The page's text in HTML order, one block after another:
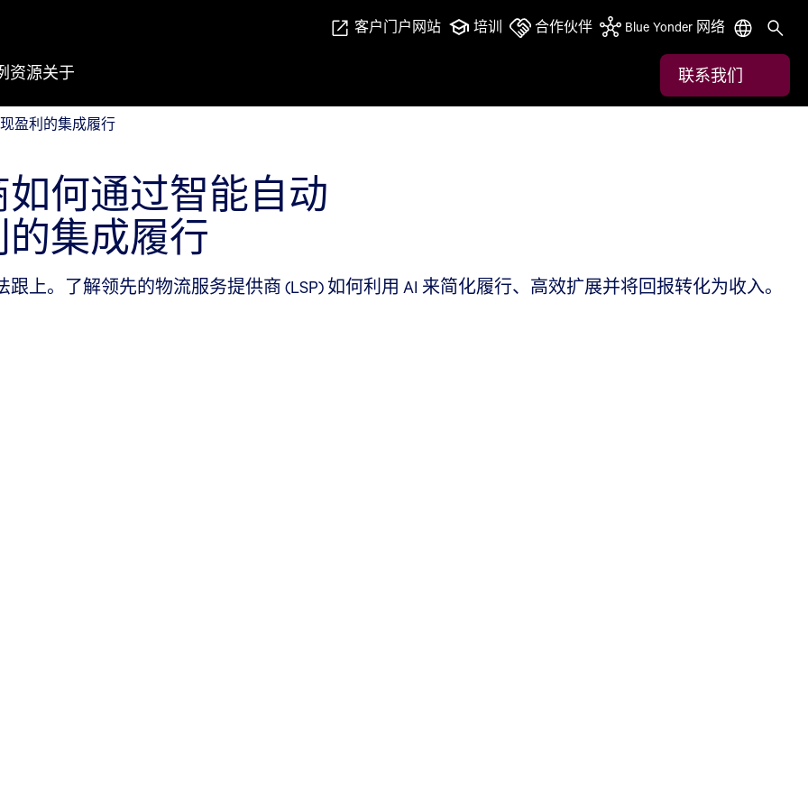
盈利的集成履行
客户门户网站 培训 合作伙伴 Blue Yonder 网络
资源关于 联系我们
盈利的集成履行
何通过智能自动
集成履行
上。了解领先的物流服务提供商 (LSP) 如何利用 AI 来简化履行、高效扩展并将回报转化为收入。